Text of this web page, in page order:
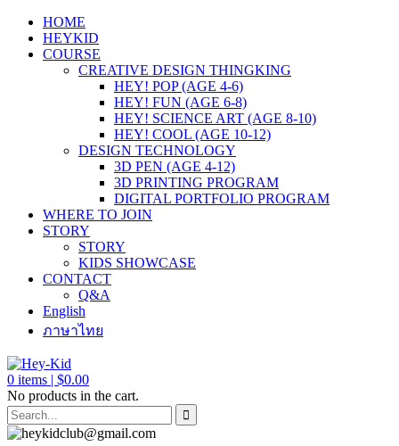
HOME
HEYKID
COURSE
CREATIVE DESIGN THINGKING
HEY! POP (AGE 4-6)
HEY! FUN (AGE 6-8)
HEY! SCIENCE ART (AGE 8-10)
HEY! COOL (AGE 10-12)
DESIGN TECHNOLOGY
3D PEN (AGE 4-12)
3D PRINTING PROGRAM
DIGITAL PORTFOLIO PROGRAM
WHERE TO JOIN
STORY
STORY
KIDS SHOWCASE
CONTACT
Q&A
English
ภาษาไทย
0 items | $0.00
No products in the cart.